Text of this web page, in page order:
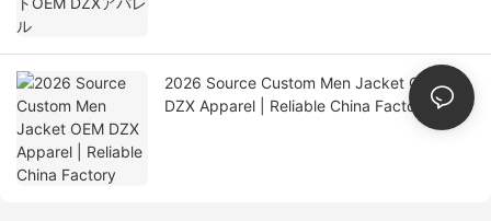
2026 Source Custom Men Jacket OEM
DZX Apparel | Reliable China Factory